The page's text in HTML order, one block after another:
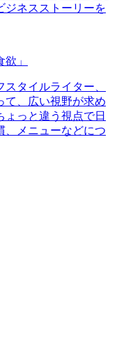
ジネスストーリーを
」
タイルライター、
て、広い視野が求め
ょっと違う視点で日
、メニューなどにつ